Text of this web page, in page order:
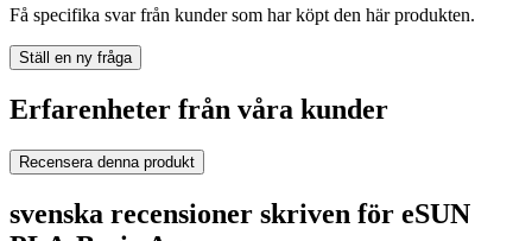
Få specifika svar från kunder som har köpt den här produkten.
Ställ en ny fråga
Erfarenheter från våra kunder
Recensera denna produkt
svenska recensioner skriven för eSUN